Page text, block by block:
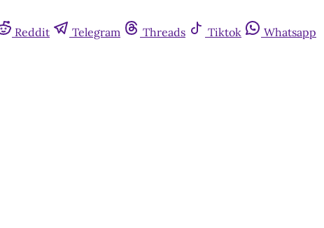
Reddit Telegram Threads Tiktok
Whatsapp